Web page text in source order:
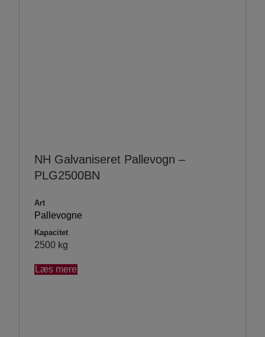
NH Galvaniseret Pallevogn –
PLG2500BN
Art
Pallevogne
Kapacitet
2500 kg
Læs mere